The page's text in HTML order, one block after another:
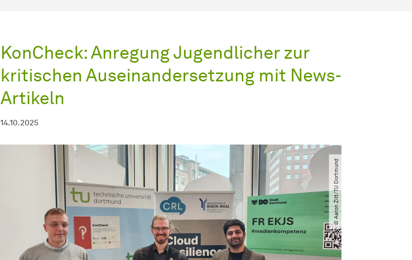
KonCheck: Anregung Jugendlicher zur
kritischen Auseinandersetzung mit News-
Artikeln
14.10.2025
© Aaron Zilt​/​TU Dortmund